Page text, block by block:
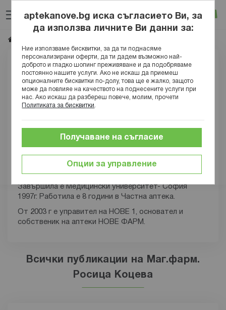
към
съдържанието
Вход
Росица Коцева
Завършила е Медицински университет- София
1997г. Работила е 8 години в Частна аптека.
От 2003 г е управител на НОВЕ 1, основател и
собственик на аптеки НОВЕ ФАРМ.
Всички публикации на Маг.фарм.
Росица Коцева
aptekanove.bg иска съгласието Ви, за
да използва личните Ви данни за:
Ние използваме бисквитки, за да ти поднасяме
персонализирани оферти, да ти дадем възможно най-
доброто и гладко шопинг преживяване и да подобряваме
постоянно нашите услуги. Ако не искаш да приемеш
опционалните бисквитки по-долу, това ще е жалко, защото
може да повлияе на качеството на поднесените услуги при
нас. Ако искаш да разбереш повече, молим, прочети
Политиката за бисквитки
Опции за управление
Получаване на съгласие